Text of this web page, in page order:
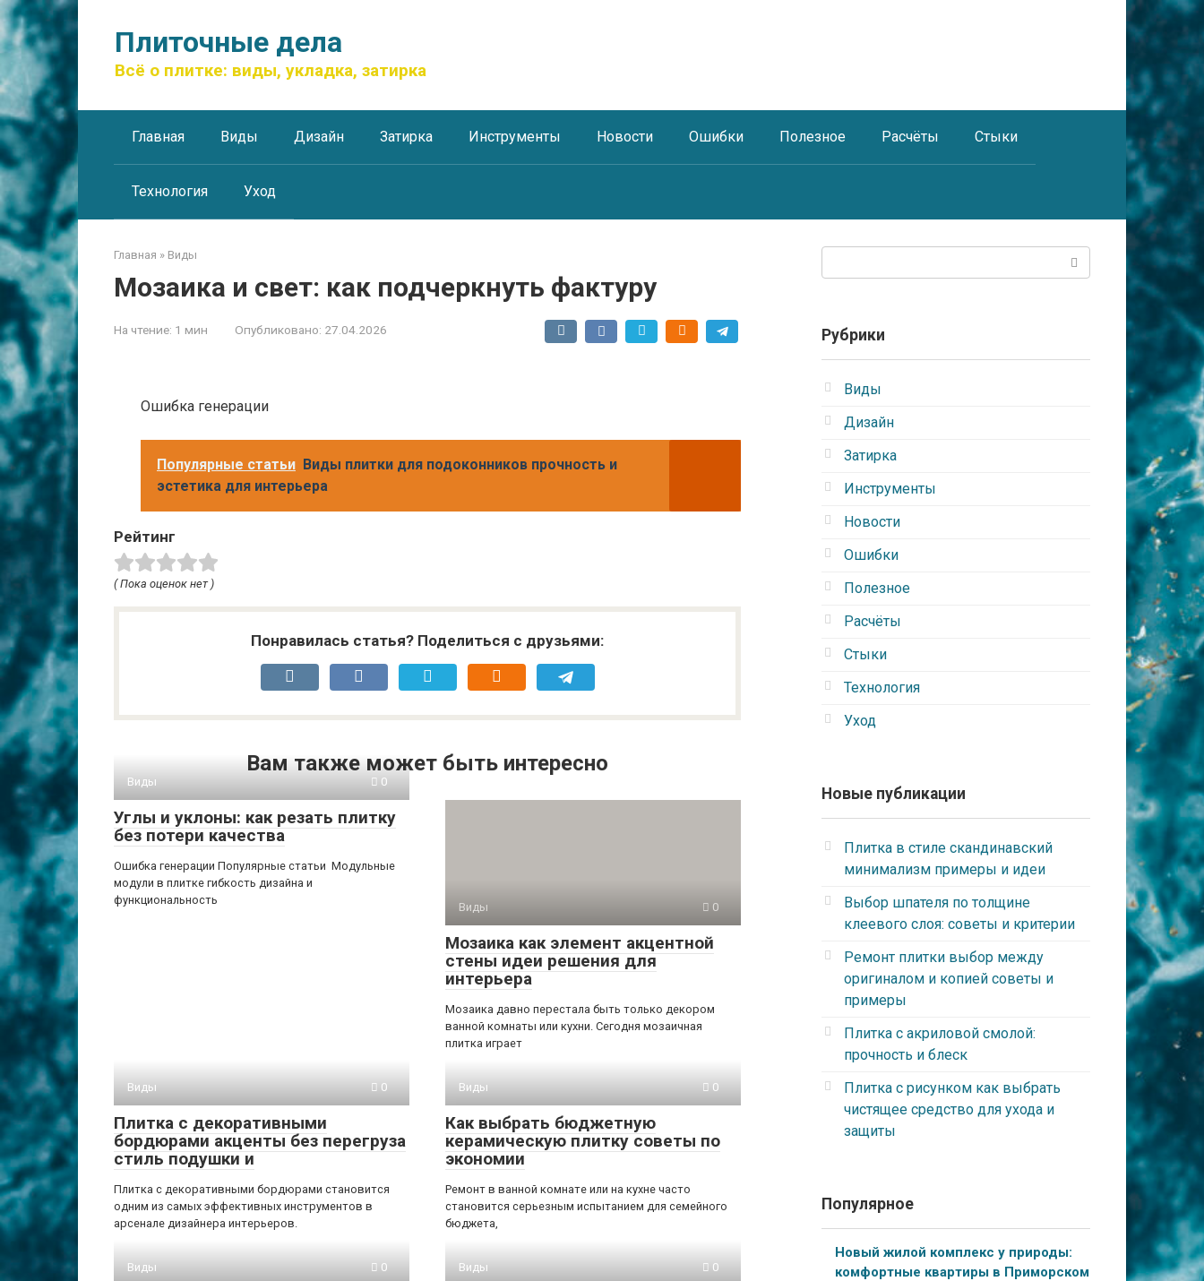
Перейти
контенту
Плиточные дела
Всё о плитке: виды, укладка, затирка
Главная Виды Дизайн Затирка Инструменты Новости Ошибки Полезное Расчёты Стыки
Технология Уход
Главная » Виды
Мозаика и свет: как подчеркнуть фактуру
На чтение: 1 мин Опубликовано: 27.04.2026
Ошибка генерации
Популярные статьи Виды плитки для подоконников прочность и
эстетика для интерьера
Рейтинг
( Пока оценок нет )
Понравилась статья? Поделиться с друзьями:
Вам также может быть интересно
Виды 0
Углы и уклоны: как резать плитку
без потери качества
Ошибка генерации Популярные статьи Модульные
модули в плитке гибкость дизайна и
функциональность
Виды 0
Мозаика как элемент акцентной
стены идеи решения для
интерьера
Мозаика давно перестала быть только декором
ванной комнаты или кухни. Сегодня мозаичная
плитка играет
Виды 0
Плитка с декоративными
бордюрами акценты без перегруза
стиль подушки и
Плитка с декоративными бордюрами становится
одним из самых эффективных инструментов в
арсенале дизайнера интерьеров.
Виды 0
Как выбрать бюджетную
керамическую плитку советы по
экономии
Ремонт в ванной комнате или на кухне часто
становится серьезным испытанием для семейного
бюджета,
Виды 0 Виды 0
Рубрики
Виды
Дизайн
Затирка
Инструменты
Новости
Ошибки
Полезное
Расчёты
Стыки
Технология
Уход
Новые публикации
Плитка в стиле скандинавский
минимализм примеры и идеи
Выбор шпателя по толщине
клеевого слоя: советы и критерии
Ремонт плитки выбор между
оригиналом и копией советы и
примеры
Плитка с акриловой смолой:
прочность и блеск
Плитка с рисунком как выбрать
чистящее средство для ухода и
защиты
Популярное
Новый жилой комплекс у природы:
комфортные квартиры в Приморском